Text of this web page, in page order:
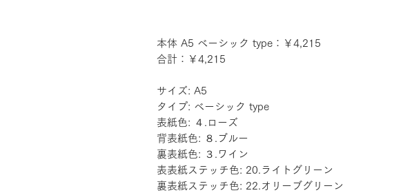
本体 A5 ベーシック type：￥4,215
合計：￥4,215
サイズ: A5
タイプ: ベーシック type
表紙色: ４.ローズ
背表紙色: ８.ブルー
裏表紙色: ３.ワイン
表表紙ステッチ色: 20.ライトグリーン
裏表紙ステッチ色: 22.オリーブグリーン